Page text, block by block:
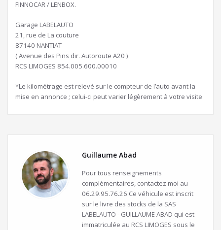
FINNOCAR / LENBOX.
Garage LABELAUTO
21, rue de La couture
87140 NANTIAT
( Avenue des Pins dir. Autoroute A20 )
RCS LIMOGES 854.005.600.00010
*Le kilométrage est relevé sur le compteur de l’auto avant la
mise en annonce ; celui-ci peut varier légèrement à votre visite
Guillaume Abad
Pour tous renseignements
complémentaires, contactez moi au
06.29.95.76.26 Ce véhicule est inscrit
sur le livre des stocks de la SAS
LABELAUTO - GUILLAUME ABAD qui est
immatriculée au RCS LIMOGES sous le